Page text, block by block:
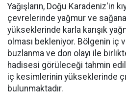
Yağışların, Doğu Karadeniz'in
çevrelerinde yağmur ve
yükseklerinde karla karışık
olması bekleniyor. Bölgenin iç
buzlanma ve don olayı ile
hadisesi görüleceği tahmin
iç kesimlerinin yükseklerinde
bulunmaktadır.